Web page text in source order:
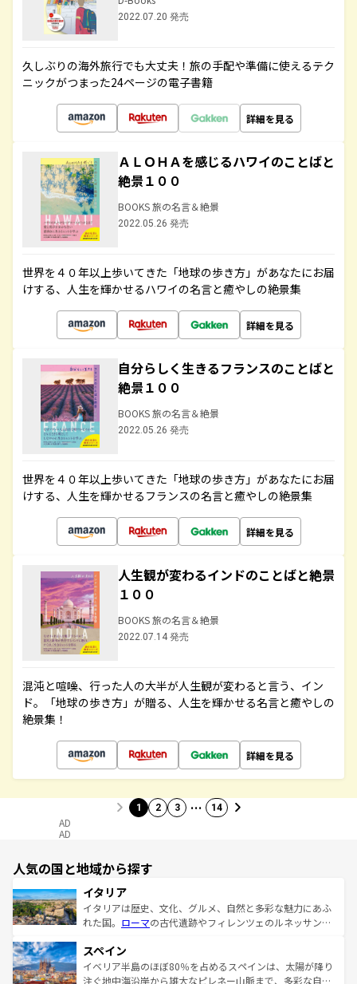
2022.07.20 発売
久しぶりの海外旅行でも大丈夫！旅の手配や準備に使えるテク
ニックがつまった24ページの電子書籍
詳細を見る
ＡＬＯＨＡを感じるハワイのことばと
絶景１００
BOOKS 旅の名言＆絶景
2022.05.26 発売
世界を４０年以上歩いてきた「地球の歩き方」があなたにお届
けする、人生を輝かせるハワイの名言と癒やしの絶景集
詳細を見る
自分らしく生きるフランスのことばと
絶景１００
BOOKS 旅の名言＆絶景
2022.05.26 発売
世界を４０年以上歩いてきた「地球の歩き方」があなたにお届
けする、人生を輝かせるフランスの名言と癒やしの絶景集
詳細を見る
人生観が変わるインドのことばと絶景
１００
BOOKS 旅の名言＆絶景
2022.07.14 発売
混沌と喧噪、行った人の大半が人生観が変わると言う、イン
ド。「地球の歩き方」が贈る、人生を輝かせる名言と癒やしの
絶景集！
詳細を見る
1 2 3 … 14
AD
AD
人気の国と地域から探す
イタリア
イタリアは歴史、文化、グルメ、自然と多彩な魅力にあふ
れた国。 ローマの古代遺跡やフィレンツェのルネッサンス
ろん、トスカーナの美しい田園風景やアマルフィ海岸の絶
景など、自然景観も見逃せない。観光の合間には、本場の
ピザやパスタなど、絶品のイタリア料理を堪能することも
スペイン
イベリア半島のほぼ80％を占めるスペインは、太陽が降り
注ぐ地中海沿岸から雄大なピレネー山脈まで、多彩な自然